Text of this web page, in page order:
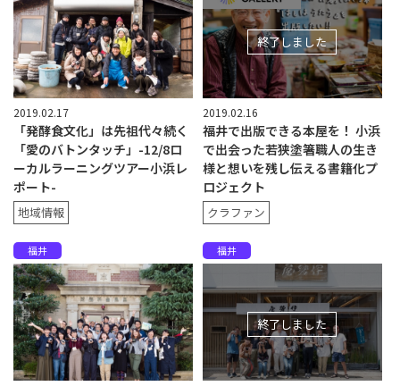
2019.02.17
「発酵食文化」は先祖代々続く
「愛のバトンタッチ」-12/8ロ
ーカルラーニングツアー小浜レ
ポート-
地域情報
終了しました
2019.02.16
福井で出版できる本屋を！ 小浜
で出会った若狭塗箸職人の生き
様と想いを残し伝える書籍化プ
ロジェクト
クラファン
福井 福井
終了しました